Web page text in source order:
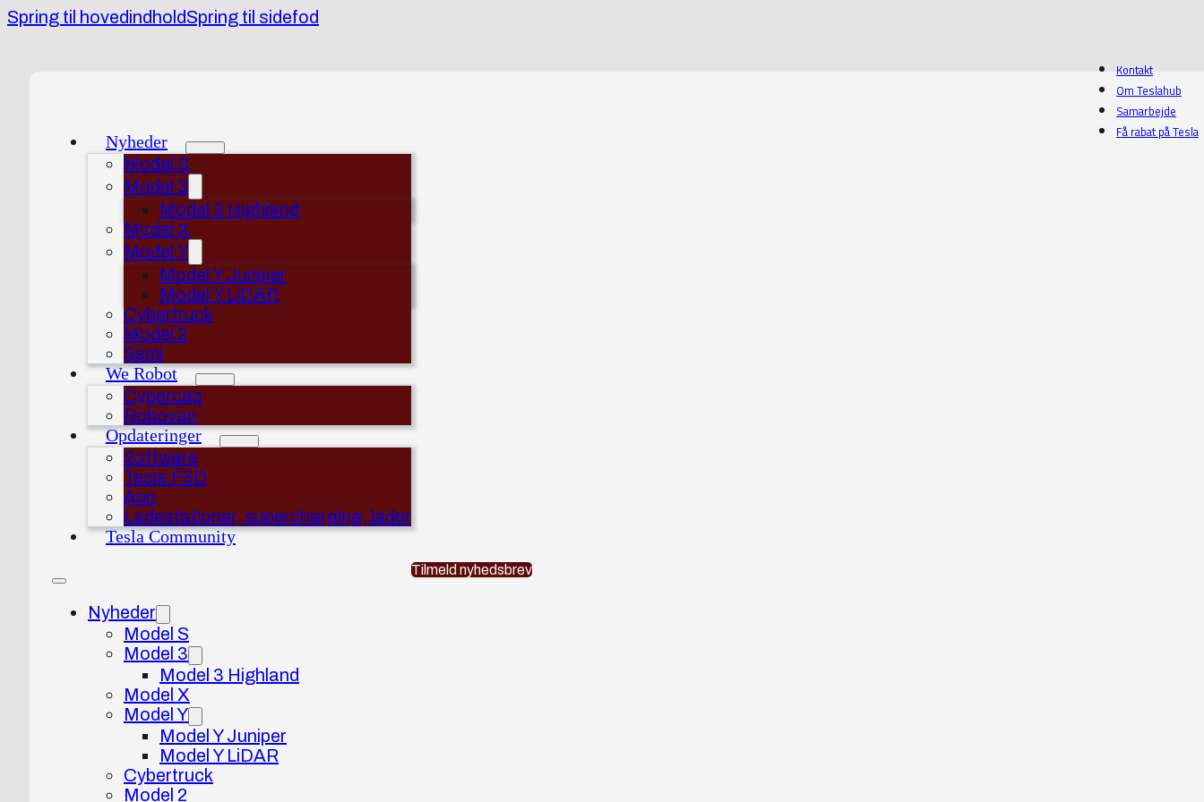
Spring til hovedindholdSpring til sidefod
Kontakt
Om Teslahub
Samarbejde
Få rabat på Tesla
Nyheder
Model S
Model 3
Model 3 Highland
Model X
Model Y
Model Y Juniper
Model Y LiDAR
Cybertruck
Model 2
Semi
We Robot
Cypercap
Robovan
Opdateringer
Software
Tesla FSD
App
Ladestationer, supercharging, lader
Tesla Community
Nyheder
Model S
Model 3
Model 3 Highland
Model X
Model Y
Model Y Juniper
Model Y LiDAR
Cybertruck
Model 2
Tilmeld nyhedsbrev